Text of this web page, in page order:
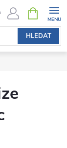
HLEDAT
NÁKUPNÍ
KOŠÍK